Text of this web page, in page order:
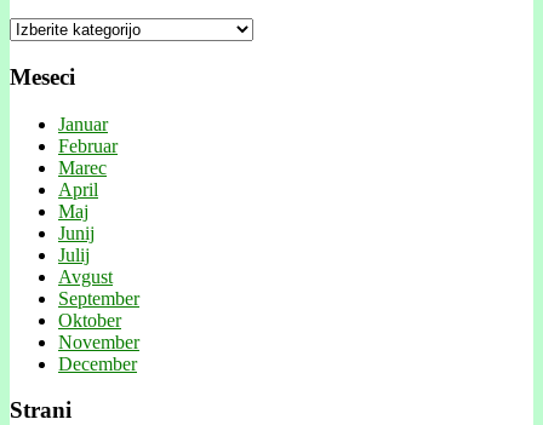
Kategorije
Meseci
Januar
Februar
Marec
April
Maj
Junij
Julij
Avgust
September
Oktober
November
December
Strani